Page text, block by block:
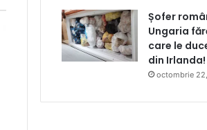
Șofer
Ungaria
care le
din Irlanda!
octombrie